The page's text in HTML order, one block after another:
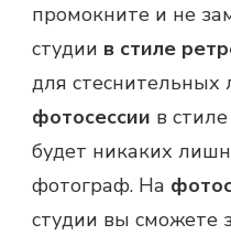
промокните и не
студии в стиле
для стеснительных
фотосессии в
будет никаких
фотограф. На
студии вы сможете